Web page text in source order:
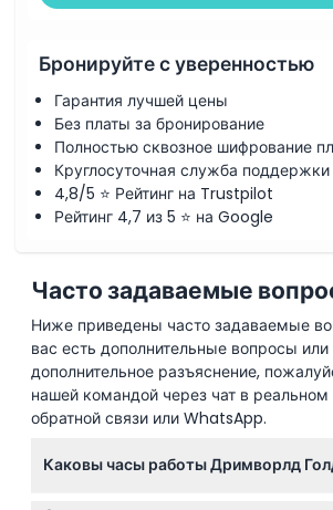
Бронируйте с уверенностью
Гарантия лучшей цены
Без платы за бронирование
Полностью сквозное шифрование
Круглосуточная служба поддержки
4,8/5 ⭐ Рейтинг на Trustpilot
Рейтинг 4,7 из 5 ⭐ на Google
Часто задаваемые
Ниже приведены часто задаваемые
вас есть дополнительные вопросы или
дополнительное разъяснение,
нашей командой через чат в
обратной связи или WhatsApp.
Каковы часы работы Дримворлд
Дримворлд Голд Кост обычно открыт